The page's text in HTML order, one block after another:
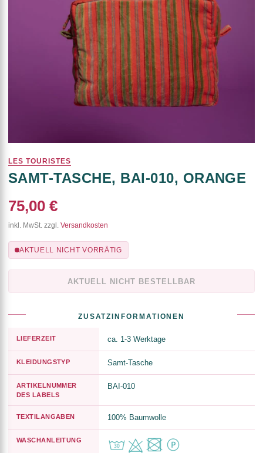
LES TOURISTES
SAMT-TASCHE, BAI-010, ORANGE
75,00 €
inkl. MwSt. zzgl. Versandkosten
AKTUELL NICHT VORRÄTIG
AKTUELL NICHT BESTELLBAR
ZUSATZINFORMATIONEN
LIEFERZEIT ca. 1-3 Werktage
KLEIDUNGSTYP Samt-Tasche
ARTIKELNUMMER
DES LABELS
BAI-010
TEXTILANGABEN 100% Baumwolle
WASCHANLEITUNG